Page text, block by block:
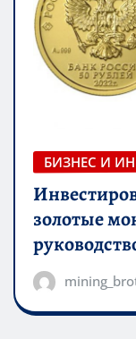
БИЗНЕС И
золотые